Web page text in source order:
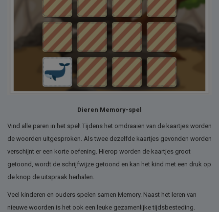
Dieren Memory-spel
Vind alle paren in het spel! Tijdens het omdraaien van de kaartjes worden
de woorden uitgesproken. Als twee dezelfde kaartjes gevonden worden
verschijnt er een korte oefening. Hierop worden de kaartjes groot
getoond, wordt de schrijfwijze getoond en kan het kind met een druk op
de knop de uitspraak herhalen.
Veel kinderen en ouders spelen samen Memory. Naast het leren van
nieuwe woorden is het ook een leuke gezamenlijke tijdsbesteding.